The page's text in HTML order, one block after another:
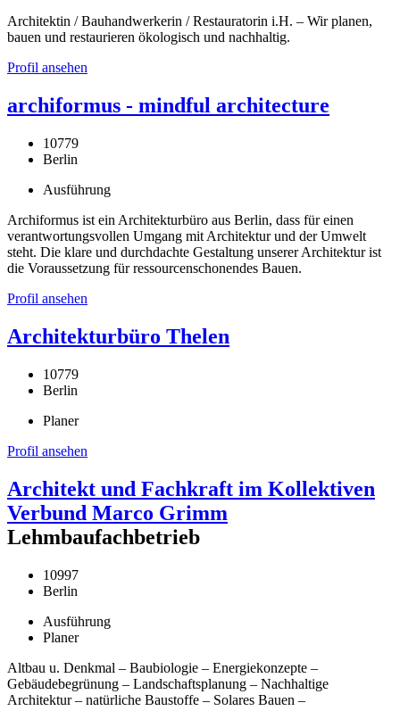
Architektin / Bauhandwerkerin / Restauratorin i.H. – Wir planen,
bauen und restaurieren ökologisch und nachhaltig.
Profil ansehen
archiformus - mindful architecture
10779
Berlin
Ausführung
Archiformus ist ein Architekturbüro aus Berlin, dass für einen
verantwortungsvollen Umgang mit Architektur und der Umwelt
steht. Die klare und durchdachte Gestaltung unserer Architektur ist
die Voraussetzung für ressourcenschonendes Bauen.
Profil ansehen
Architekturbüro Thelen
10779
Berlin
Planer
Profil ansehen
Architekt und Fachkraft im Kollektiven
Verbund Marco Grimm
Lehmbaufachbetrieb
10997
Berlin
Ausführung
Planer
Altbau u. Denkmal – Baubiologie – Energiekonzepte –
Gebäudebegrünung – Landschaftsplanung – Nachhaltige
Architektur – natürliche Baustoffe – Solares Bauen –